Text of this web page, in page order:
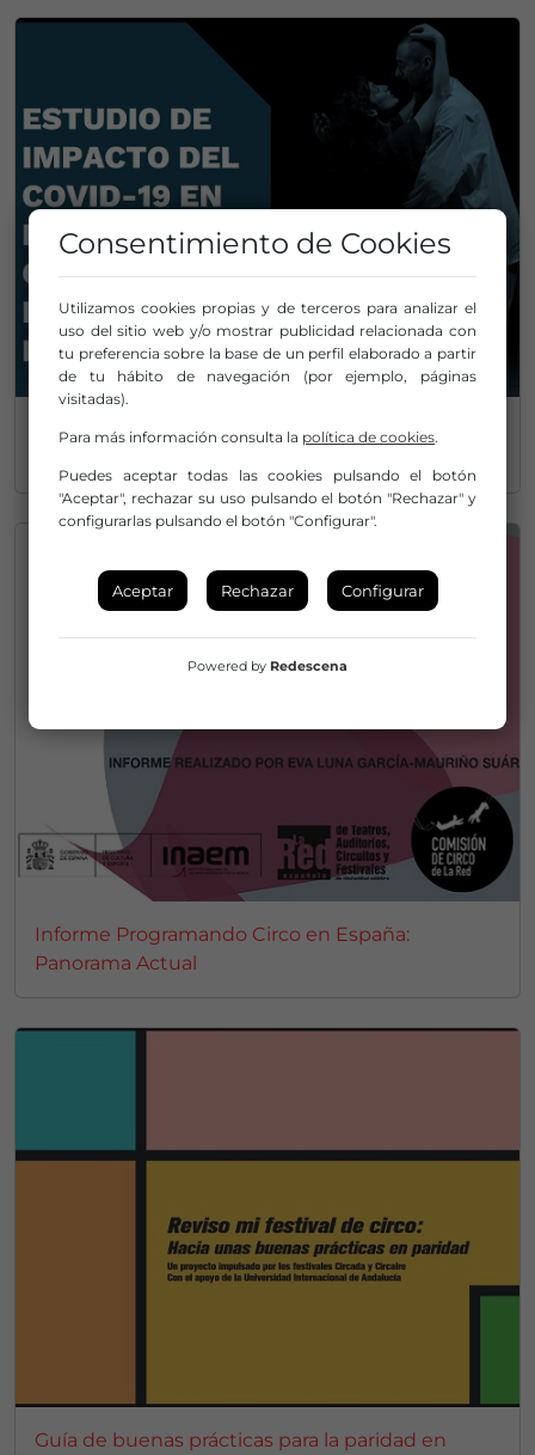
Estudio de impacto del COVID-19 en
Informe Programando Circo en España:
Panorama Actual
Guía de buenas prácticas para la paridad en
Consentimiento de Cookies
Utilizamos cookies propias y de terceros para analizar el
uso del sitio web y/o mostrar publicidad relacionada con
tu preferencia sobre la base de un perfil elaborado a partir
de tu hábito de navegación (por ejemplo, páginas
visitadas).
Para más información consulta la política de cookies.
Puedes aceptar todas las cookies pulsando el botón
"Aceptar", rechazar su uso pulsando el botón "Rechazar" y
configurarlas pulsando el botón "Configurar".
Aceptar Rechazar Configurar
Powered by Redescena